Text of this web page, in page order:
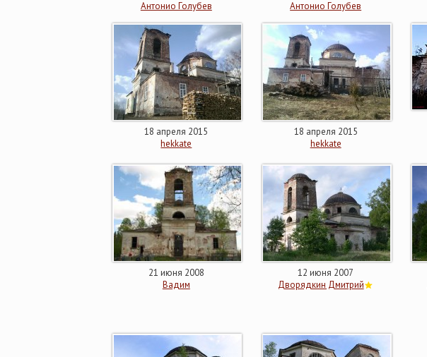
Антонио Голубев
Антонио Голубев
18 апреля 2015
hekkate
18 апреля 2015
hekkate
21 июня 2008
Вадим
12 июня 2007
Дворядкин Дмитрий